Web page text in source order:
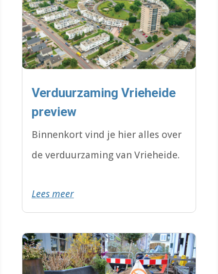
Verduurzaming Vrieheide
preview
Binnenkort vind je hier alles over
de verduurzaming van Vrieheide.
Lees meer